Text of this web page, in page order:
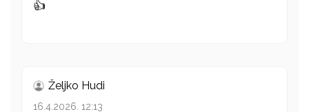
👍
Željko Hudi
16.4.2026. 12:13